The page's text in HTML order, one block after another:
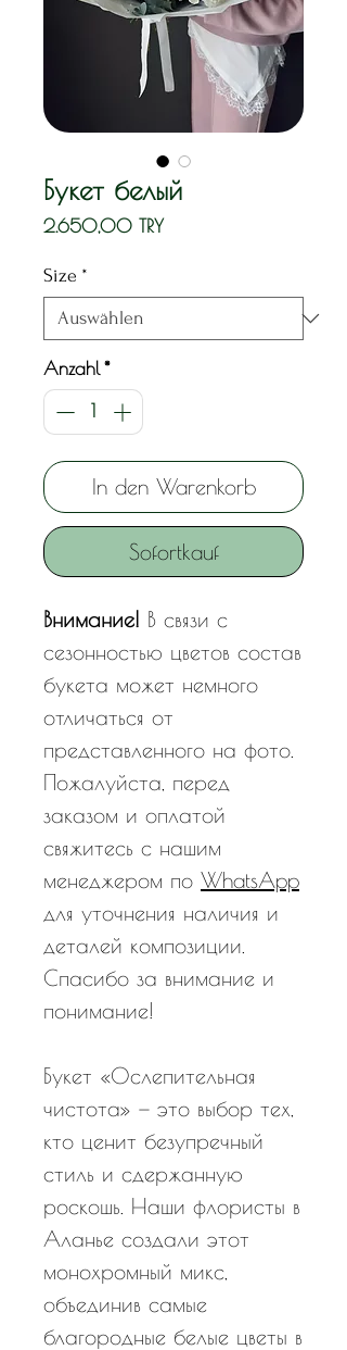
Букет белый
2.650,00 TRYPreis
Size *
Anzahl *
In den Warenkorb
Sofortkauf
Внимание! В связи с
сезонностью цветов состав
букета может немного
отличаться от
представленного на фото.
Пожалуйста, перед
заказом и оплатой
свяжитесь с нашим
менеджером по WhatsApp
для уточнения наличия и
деталей композиции.
Спасибо за внимание и
понимание!
Букет «Ослепительная
чистота» — это выбор тех,
кто ценит безупречный
стиль и сдержанную
роскошь. Наши флористы в
Аланье создали этот
монохромный микс,
объединив самые
благородные белые цветы в